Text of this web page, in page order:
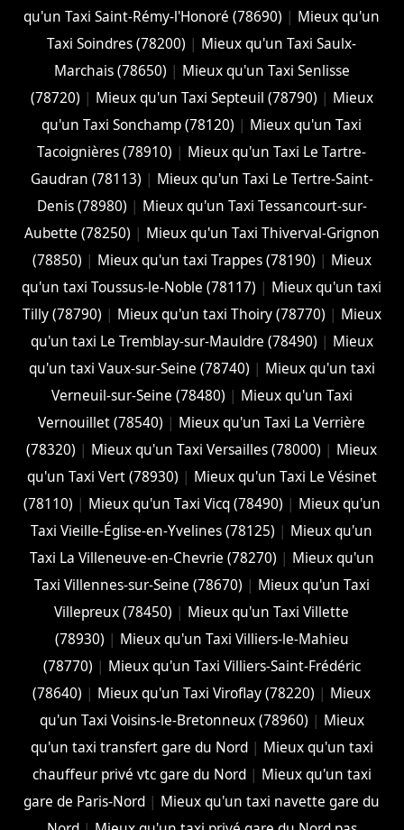
qu'un Taxi Saint-Rémy-l'Honoré (78690) | Mieux qu'un
Taxi Soindres (78200) | Mieux qu'un Taxi Saulx-
Marchais (78650) | Mieux qu'un Taxi Senlisse
(78720) | Mieux qu'un Taxi Septeuil (78790) | Mieux
qu'un Taxi Sonchamp (78120) | Mieux qu'un Taxi
Tacoignières (78910) | Mieux qu'un Taxi Le Tartre-
Gaudran (78113) | Mieux qu'un Taxi Le Tertre-Saint-
Denis (78980) | Mieux qu'un Taxi Tessancourt-sur-
Aubette (78250) | Mieux qu'un Taxi Thiverval-Grignon
(78850) | Mieux qu'un taxi Trappes (78190) | Mieux
qu'un taxi Toussus-le-Noble (78117) | Mieux qu'un taxi
Tilly (78790) | Mieux qu'un taxi Thoiry (78770) | Mieux
qu'un taxi Le Tremblay-sur-Mauldre (78490) | Mieux
qu'un taxi Vaux-sur-Seine (78740) | Mieux qu'un taxi
Verneuil-sur-Seine (78480) | Mieux qu'un Taxi
Vernouillet (78540) | Mieux qu'un Taxi La Verrière
(78320) | Mieux qu'un Taxi Versailles (78000) | Mieux
qu'un Taxi Vert (78930) | Mieux qu'un Taxi Le Vésinet
(78110) | Mieux qu'un Taxi Vicq (78490) | Mieux qu'un
Taxi Vieille-Église-en-Yvelines (78125) | Mieux qu'un
Taxi La Villeneuve-en-Chevrie (78270) | Mieux qu'un
Taxi Villennes-sur-Seine (78670) | Mieux qu'un Taxi
Villepreux (78450) | Mieux qu'un Taxi Villette
(78930) | Mieux qu'un Taxi Villiers-le-Mahieu
(78770) | Mieux qu'un Taxi Villiers-Saint-Frédéric
(78640) | Mieux qu'un Taxi Viroflay (78220) | Mieux
qu'un Taxi Voisins-le-Bretonneux (78960) | Mieux
qu'un taxi transfert gare du Nord| Mieux qu'un taxi
chauffeur privé vtc gare du Nord| Mieux qu'un taxi
gare de Paris-Nord | Mieux qu'un taxi navette gare du